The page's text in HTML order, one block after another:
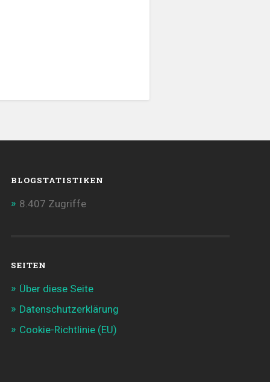
BLOGSTATISTIKEN
8.407 Zugriffe
SEITEN
Über diese Seite
Datenschutzerklärung
Cookie-Richtlinie (EU)